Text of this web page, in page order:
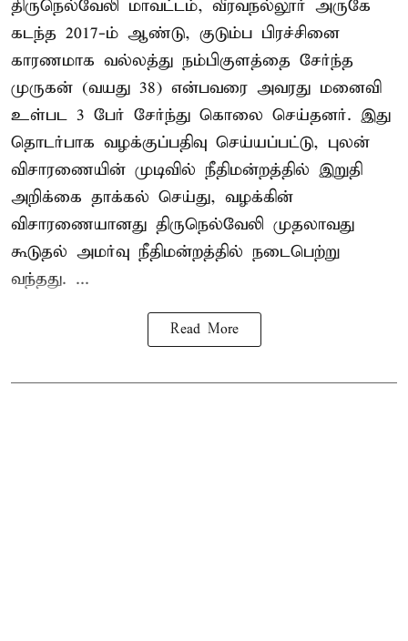
திருநெல்வேலி மாவட்டம், வீரவநல்லூர் அருகே
கடந்த 2017-ம் ஆண்டு, குடும்ப பிரச்சினை
காரணமாக வல்லத்து நம்பிகுளத்தை சேர்ந்த
முருகன் (வயது 38) என்பவரை அவரது மனைவி
உள்பட 3 பேர் சேர்ந்து கொலை செய்தனர். இது
தொடர்பாக வழக்குப்பதிவு செய்யப்பட்டு, புலன்
விசாரணையின் முடிவில் நீதிமன்றத்தில் இறுதி
அறிக்கை தாக்கல் செய்து, வழக்கின்
விசாரணையானது திருநெல்வேலி முதலாவது
கூடுதல் அமர்வு நீதிமன்றத்தில் நடைபெற்று
வந்தது. ...
Read More